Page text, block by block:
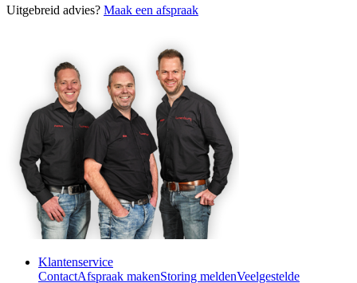
Uitgebreid advies? Maak een afspraak
Klantenservice
ContactAfspraak makenStoring meldenVeelgestelde